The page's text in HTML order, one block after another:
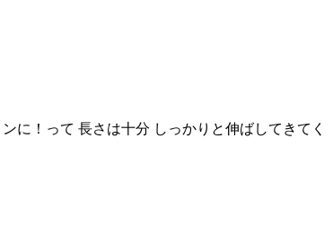
に！って 長さは十分 しっかりと伸ばしてきてく